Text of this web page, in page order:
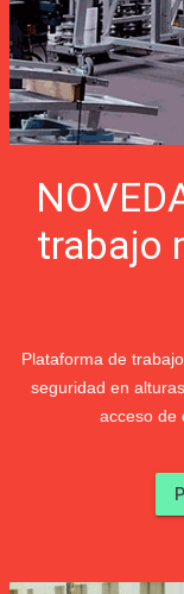
trabajo
Plataforma de
seguridad en
acceso de